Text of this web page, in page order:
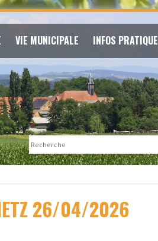
VIE MUNICIPALE INFOS
Search:
26/04/2026